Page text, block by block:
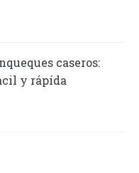
caseros:
y rápída